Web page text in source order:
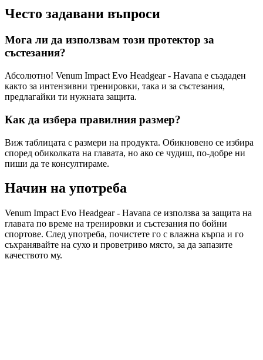
Често задавани въпроси
Мога ли да използвам този протектор за
състезания?
Абсолютно! Venum Impact Evo Headgear - Havana е създаден
както за интензивни тренировки, така и за състезания,
предлагайки ти нужната защита.
Как да избера правилния размер?
Виж таблицата с размери на продукта. Обикновено се избира
според обиколката на главата, но ако се чудиш, по-добре ни
пиши да те консултираме.
Начин на употреба
Venum Impact Evo Headgear - Havana се използва за защита на
главата по време на тренировки и състезания по бойни
спортове. След употреба, почистете го с влажна кърпа и го
съхранявайте на сухо и проветриво място, за да запазите
качеството му.